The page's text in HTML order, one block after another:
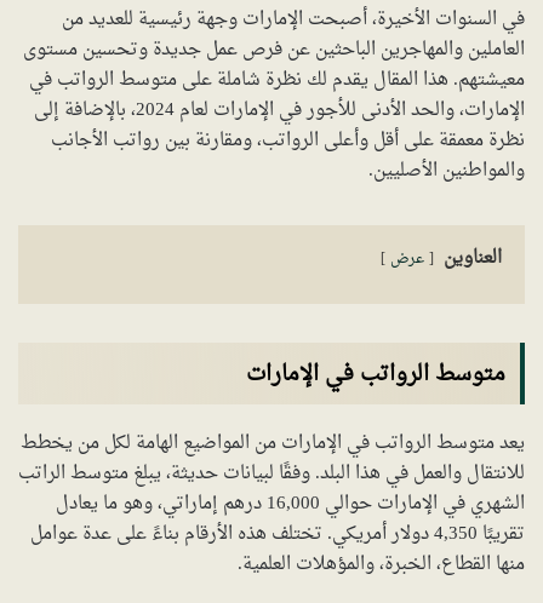
في السنوات الأخيرة، أصبحت الإمارات وجهة رئيسية للعديد من
العاملين والمهاجرين الباحثين عن فرص عمل جديدة وتحسين مستوى
معيشتهم. هذا المقال يقدم لك نظرة شاملة على متوسط الرواتب في
الإمارات، والحد الأدنى للأجور في الإمارات لعام 2024، بالإضافة إلى
نظرة معمقة على أقل وأعلى الرواتب، ومقارنة بين رواتب الأجانب
والمواطنين الأصليين.
العناوين عرض
متوسط الرواتب في الإمارات
يعد متوسط الرواتب في الإمارات من المواضيع الهامة لكل من يخطط
للانتقال والعمل في هذا البلد. وفقًا لبيانات حديثة، يبلغ متوسط الراتب
الشهري في الإمارات حوالي 16,000 درهم إماراتي، وهو ما يعادل
تقريبًا 4,350 دولار أمريكي. تختلف هذه الأرقام بناءً على عدة عوامل
منها القطاع، الخبرة، والمؤهلات العلمية.